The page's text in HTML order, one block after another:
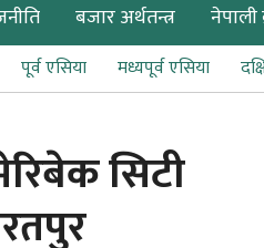
बजार अर्थतन्त्र नेपाली
पूर्व एसिया मध्यपूर्व एसिया
सिटी